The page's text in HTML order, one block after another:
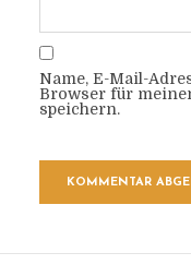
Name, E-Mail-
Browser für
speichern.